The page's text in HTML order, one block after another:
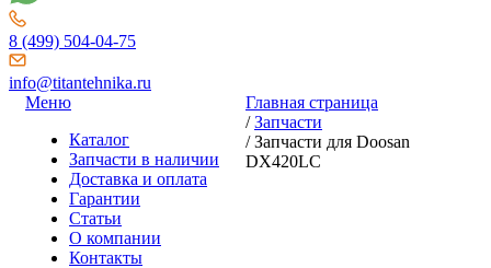
8 (499) 504-04-75
info@titantehnika.ru
Меню
Каталог
Запчасти в наличии
Доставка и оплата
Гарантии
Статьи
О компании
Контакты
Главная страница
/Запчасти
/Запчасти для Doosan
DX420LC